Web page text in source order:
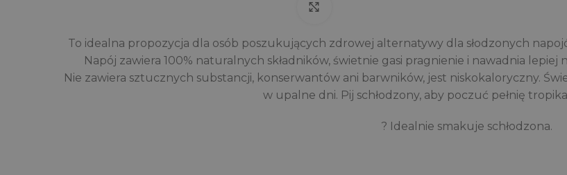
To idealna propozycja dla osób poszukujących zdrowej alternatywy dla słodzonych
Napój zawiera 100% naturalnych składników, świetnie gasi pragnienie i nawadnia lepiej
Nie zawiera sztucznych substancji, konserwantów ani barwników, jest niskokaloryczny.
w upalne dni. Pij schłodzony, aby poczuć pełnię
? Idealnie smakuje schłodzona.